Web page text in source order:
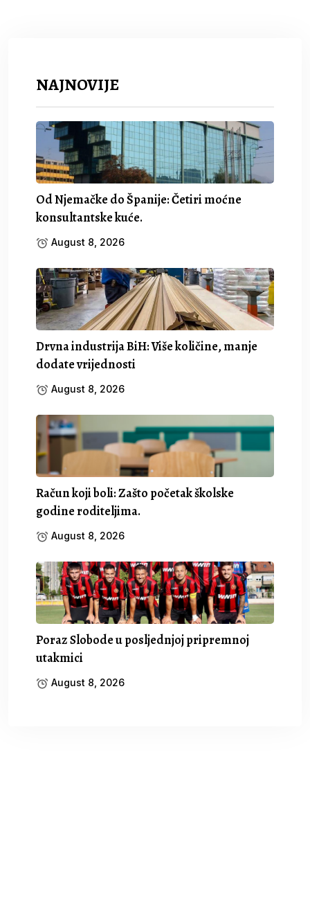
NAJNOVIJE
Od Njemačke do Španije: Četiri moćne
konsultantske kuće.
August 8, 2026
Drvna industrija BiH: Više količine, manje
dodate vrijednosti
August 8, 2026
Račun koji boli: Zašto početak školske
godine roditeljima.
August 8, 2026
Poraz Slobode u posljednjoj pripremnoj
utakmici
August 8, 2026